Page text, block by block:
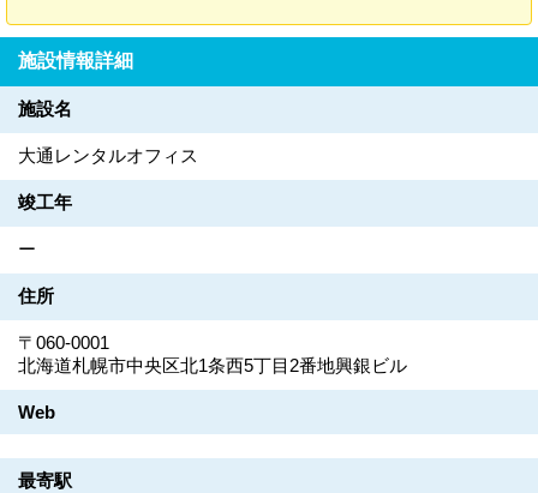
施設情報詳細
施設名
大通レンタルオフィス
竣工年
ー
住所
〒060-0001
北海道札幌市中央区北1条西5丁目2番地興銀ビル
Web
最寄駅